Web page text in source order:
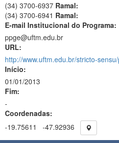
(34) 3700-6937 Ramal:
(34) 3700-6941 Ramal:
E-mail Institucional do Programa:
ppge@uftm.edu.br
URL:
http://www.uftm.edu.br/stricto-
Início:
01/01/2013
Fim:
-
Coordenadas:
-19.75611
-47.92936